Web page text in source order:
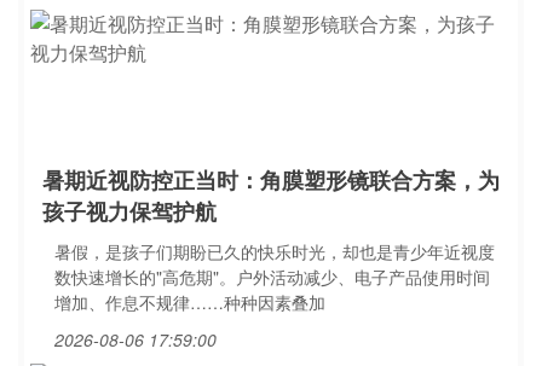
暑期近视防控正当时：角膜塑形镜联合方案，为
孩子视力保驾护航
暑假，是孩子们期盼已久的快乐时光，却也是青少年近视度
数快速增长的"高危期"。户外活动减少、电子产品使用时间
增加、作息不规律……种种因素叠加
2026-08-06 17:59:00